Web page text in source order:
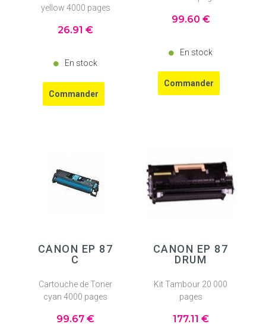
yellow 4000 pages
26.91 €
En stock
99.60 €
En stock
CANON EP 87
C
Cartouche de Toner
cyan 4000 pages
99.67 €
CANON EP 87
DRUM
Kit Tambour 20 000
pages
177.11 €